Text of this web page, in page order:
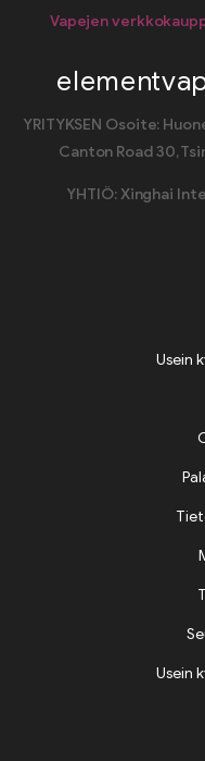
Vapejen
YRITYKSEN Osoite:
Canton Road 30,
YHTIÖ: Xinghai
Usein
Usein